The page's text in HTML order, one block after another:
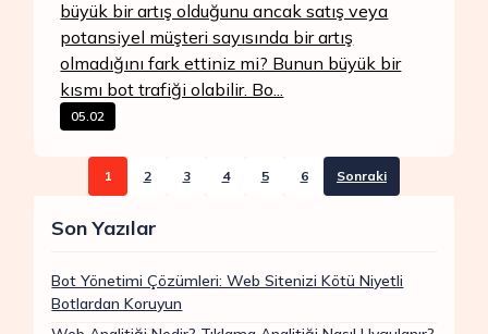
büyük bir artış olduğunu ancak satış veya
potansiyel müşteri sayısında bir artış
olmadığını fark ettiniz mi? Bunun büyük bir
kısmı bot trafiği olabilir. Bo...
05.02
1 2 3 4 5 6 Sonraki
Son Yazılar
Bot Yönetimi Çözümleri: Web Sitenizi Kötü Niyetli
Botlardan Koruyun